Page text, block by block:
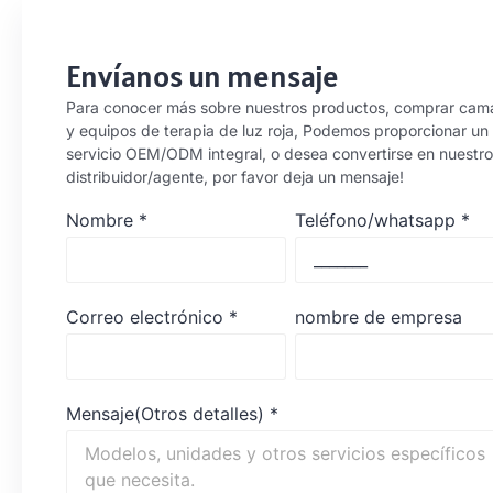
Envíanos un mensaje
Para conocer más sobre nuestros productos, comprar
y equipos de terapia de luz roja, Podemos proporcionar un
servicio OEM/ODM integral, o desea convertirse en nuestro
distribuidor/agente, por favor deja un mensaje!
Nombre * Teléfono/whatsapp *
Correo electrónico * nombre de empresa
Mensaje(Otros detalles) *